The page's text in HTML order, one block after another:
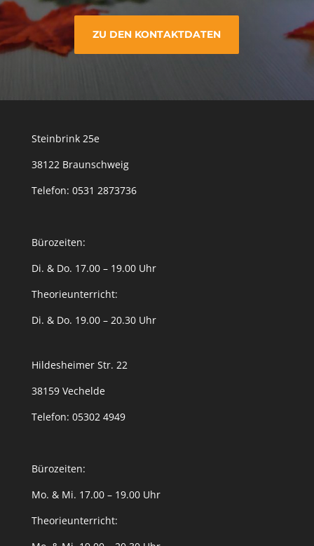
ZU DEN KONTAKTDATEN
Steinbrink 25e
38122 Braunschweig
Telefon: 0531 2873736
Bürozeiten:
Di. & Do. 17.00 – 19.00 Uhr
Theorieunterricht:
Di. & Do. 19.00 – 20.30 Uhr
Hildesheimer Str. 22
38159 Vechelde
Telefon: 05302 4949
Bürozeiten:
Mo. & Mi. 17.00 – 19.00 Uhr
Theorieunterricht: